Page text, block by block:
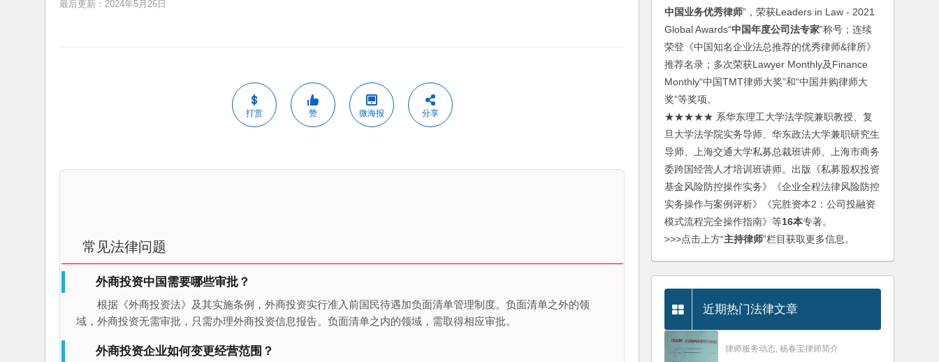
最后更新：2024年5月26日
打赏 赞 微海报 分享
常见法律问题
外商投资中国需要哪些审批？
根据《外商投资法》及其实施条例，外商投资实行准入前国民待遇加负面清单管理制度。负面清单之外的领
域，外商投资无需审批，只需办理外商投资信息报告。负面清单之内的领域，需取得相应审批。
外商投资企业如何变更经营范围？
中国业务优秀律师”，荣获Leaders in Law - 2021
Global Awards“中国年度公司法专家”称号；连续
荣登《中国知名企业法总推荐的优秀律师&律所》
推荐名录；多次荣获Lawyer Monthly及Finance
Monthly“中国TMT律师大奖”和“中国并购律师大
奖”等奖项。
★★★★★ 系华东理工大学法学院兼职教授、复
旦大学法学院实务导师、华东政法大学兼职研究生
导师、上海交通大学私募总裁班讲师、上海市商务
委跨国经营人才培训班讲师。出版《私募股权投资
基金风险防控操作实务》《企业全程法律风险防控
实务操作与案例评析》《完胜资本2：公司投融资
模式流程完全操作指南》等16本专著。
>>>点击上方“主持律师”栏目获取更多信息。
近期热门法律文章
律师服务动态, 杨春宝律师简介